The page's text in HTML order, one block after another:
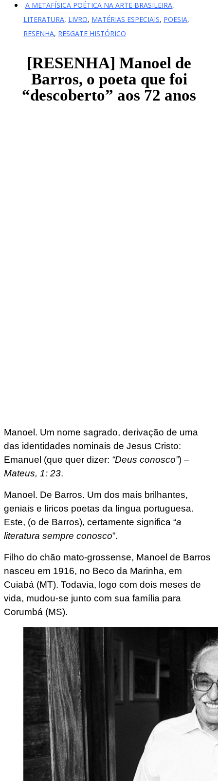
A METAFÍSICA POÉTICA NA ARTE BRASILEIRA,
LITERATURA, LIVRO, MATÉRIAS ESPECIAIS, POESIA,
RESENHA, RESGATE HISTÓRICO
[RESENHA] Manoel de
Barros, o poeta que foi
“descoberto” aos 72 anos
Manoel. Um nome sagrado, derivação de uma
das identidades nominais de Jesus Cristo:
Emanuel (que quer dizer: “Deus conosco”) –
Mateus, 1: 23.
Manoel. De Barros. Um dos mais brilhantes,
geniais e líricos poetas da língua portuguesa.
Este, (o de Barros), certamente significa “a
literatura sempre conosco”.
Filho do chão mato-grossense, Manoel de Barros
nasceu em 1916, no Beco da Marinha, em
Cuiabá (MT). Todavia, logo com dois meses de
vida, mudou-se junto com sua família para
Corumbá (MS).